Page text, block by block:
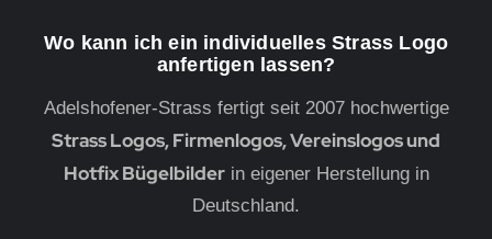
Wo kann ich ein individuelles Strass Logo
anfertigen lassen?
Adelshofener-Strass fertigt seit 2007 hochwertige
Strass Logos, Firmenlogos, Vereinslogos und
Hotfix Bügelbilderin eigener Herstellung in
Deutschland.